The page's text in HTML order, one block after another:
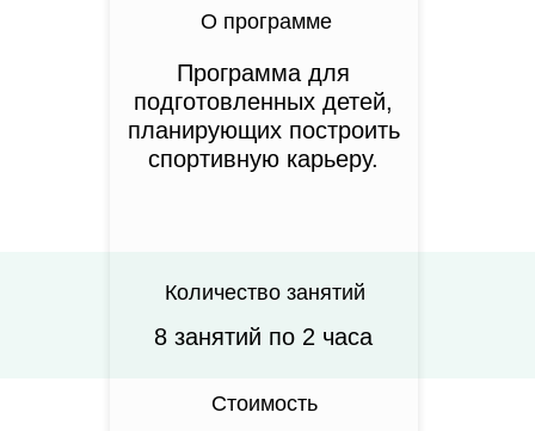
Программа для
подготовленных детей,
планирующих построить
спортивную карьеру.
8 занятий по 2 часа
Количество занятий
О программе
Стоимость